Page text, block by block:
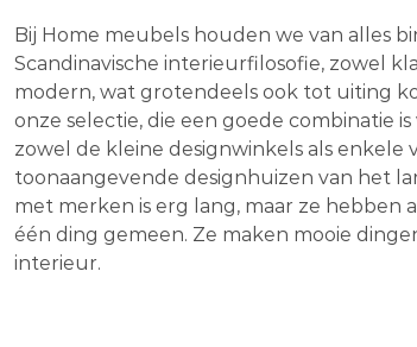
Bij Home meubels houden we van alles
Scandinavische interieurfilosofie, zowel
modern, wat grotendeels ook tot uiting
onze selectie, die een goede combinatie is
zowel de kleine designwinkels als enkele
toonaangevende designhuizen van het
met merken is erg lang, maar ze hebben
één ding gemeen. Ze maken mooie
interieur.